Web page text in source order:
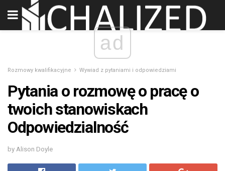
ad
Rozmowy kwalifikacyjne Wywiad z pytaniami i odpowiedziami
Pytania o rozmowę o pracę o
twoich stanowiskach
Odpowiedzialność
by Alison Doyle